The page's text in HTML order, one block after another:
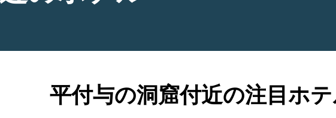
平付与の洞窟付近の注目ホ